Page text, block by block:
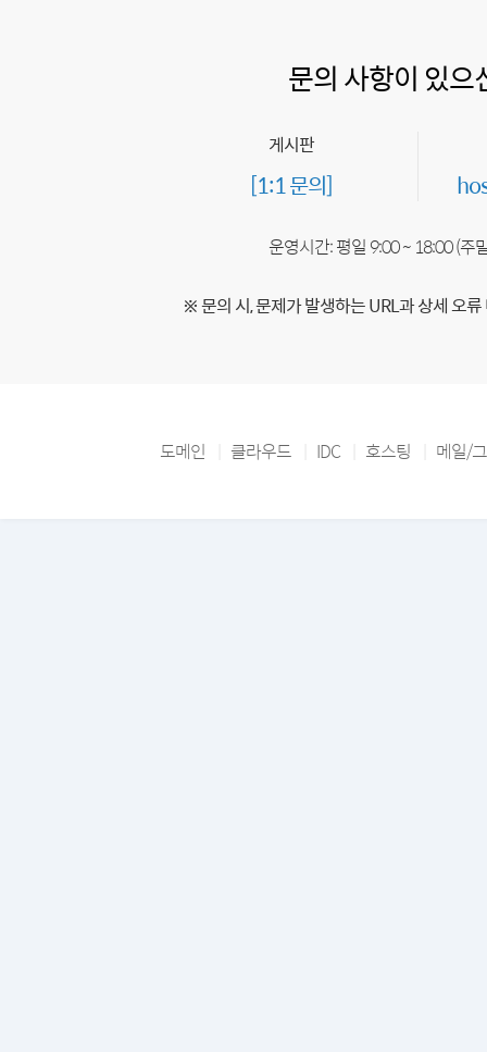
문의 사항이 있으
게시판
[1:1 문의]
운영시간: 평일 9:00 ~ 18:00 (주
※ 문의 시, 문제가 발생하는 URL과 상세 오
도메인 클라우드 IDC 호스팅 메일/